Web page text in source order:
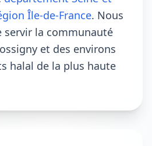
Île-de-France. Nous
servir la communauté
et des environs
halal de la plus haute